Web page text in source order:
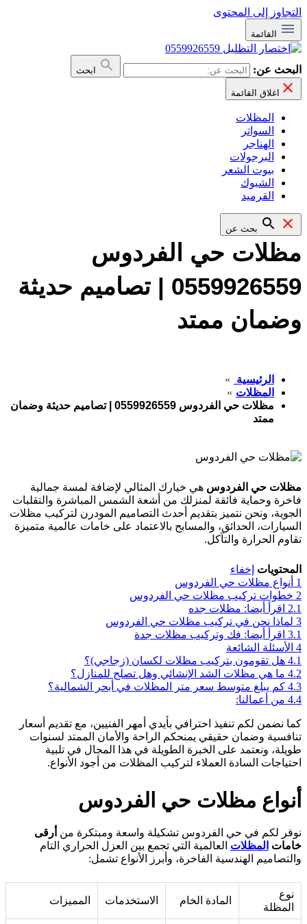
إلى المحتوى
القائمة
عن: ابحث
اغلاق القائمة
المظلات
السواتر
الهناجر
البرجولات
بيوت الشعر
الشبوك
القرميد
بحث عن
حي الفردوس
0559926559 | تصاميم حديثة
ممتد
الرئيسية
المظلات
مظلات حي الفردوس 0559926559 | تصاميم حديثة وضمان
ممتد
حي الفردوسهي خيارك المثالي لإضافة لمسة جمالية
وحماية فائقة لمنزلك من أشعة الشمس المباشرة والتقلبات
ونحن نتميز بتقديم أحدث التصاميم المودرن لتركيب مظلات
الحدائق، والمسابح بالاعتماد على خامات عالمية متميزة
الحرارة والتآكل.
إخفاء
مظلات حي الفردوس
تركيب مظلات حي الفردوس
اقرأ أيضا: مظلات جده
نحن في تركيب مظلات حي الفردوس
اقرأ أيضا: فك وتركيب مظلات جدة
الشائعة
هل تقومون بتركيب مظلات لكسان (زجاجي)؟
ما هي مظلات الشد الإنشائي وهل تصلح للمنازل؟
كم يبلغ متوسط سعر متر المظلات في أبحر الشمالية؟
من أعمالنا:
نضمن لكم تنفيذ احترافي بأيدي أمهر الفنيين، مع تقديم أسعار
وضمان حقيقي يمنحكم الراحة والأمان الممتد لسنوات
ونعتمد على الخبرة الطويلة في هذا المجال في تلبية
السادة العملاء لتركيب المظلات من أجود الأنواع.
مظلات حي الفردوس
لكم في حي الفردوس تشكيلة واسعة ومبتكرة منأرقى
المظلات العالمية التي تجمع بين العزل الحراري التام
الهندسية الفاخرة، وأبرز الأنواع تشمل:
المادة الخام الاستخدمات المميزات